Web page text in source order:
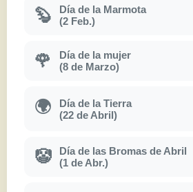
🦫
Día de la Marmota
(2 Feb.)
🌹
Día de la mujer
(8 de Marzo)
🌍
Día de la Tierra
(22 de Abril)
🤡
Día de las Bromas de Abril
(1 de Abr.)